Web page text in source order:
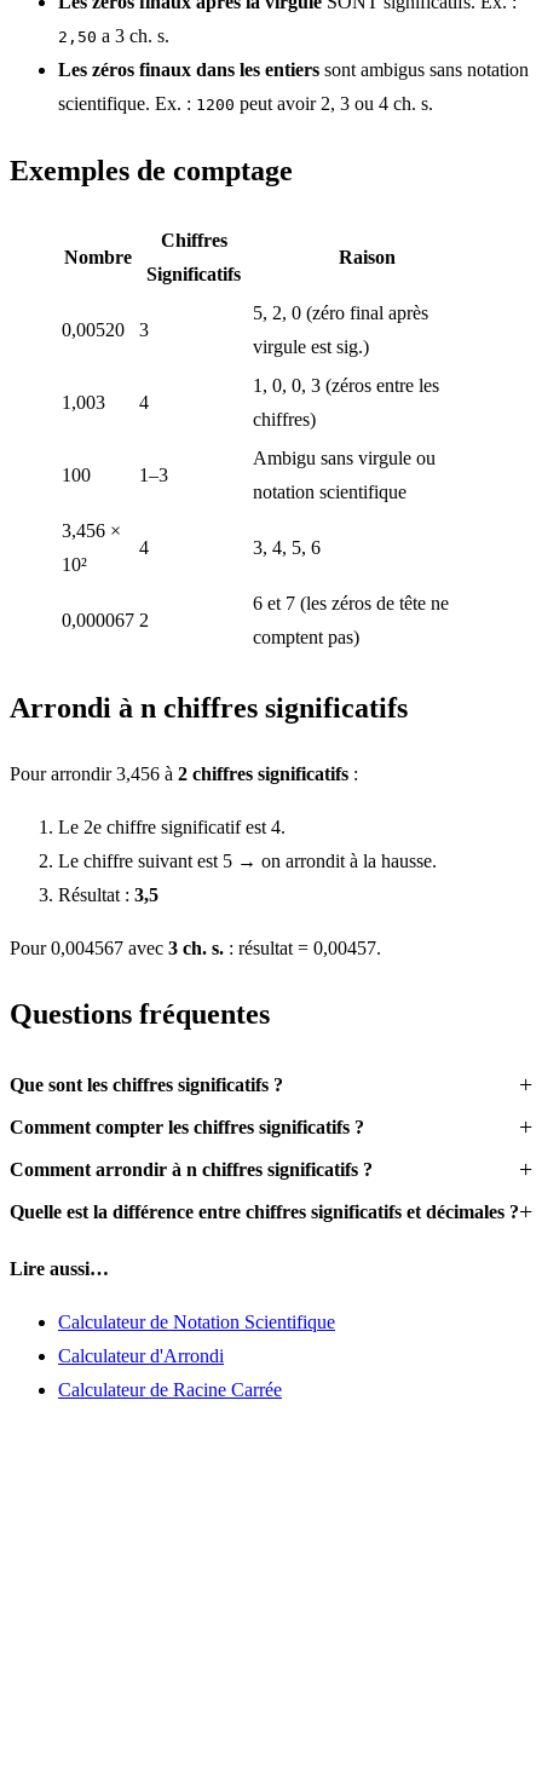
2,50 a 3 ch. s.
Les zéros finaux dans les entiers sont ambigus sans notation
scientifique. Ex. : 1200 peut avoir 2, 3 ou 4 ch. s.
Exemples de comptage
Nombre
Chiffres
Significatifs
Raison
0,00520 3
5, 2, 0 (zéro final après
virgule est sig.)
1,003 4
1, 0, 0, 3 (zéros entre les
chiffres)
100 1–3
Ambigu sans virgule ou
notation scientifique
3,456 ×
10²
4 3, 4, 5, 6
0,000067 2
6 et 7 (les zéros de tête ne
comptent pas)
Arrondi à n chiffres significatifs
Pour arrondir 3,456 à 2 chiffres significatifs :
Le 2e chiffre significatif est 4.
Le chiffre suivant est 5 → on arrondit à la hausse.
Résultat : 3,5
Pour 0,004567 avec 3 ch. s. : résultat = 0,00457.
Questions fréquentes
Que sont les chiffres significatifs ?
Comment compter les chiffres significatifs ?
Comment arrondir à n chiffres significatifs ?
Quelle est la différence entre chiffres significatifs et décimales ?
Lire aussi…
Calculateur de Notation Scientifique
Calculateur d'Arrondi
Calculateur de Racine Carrée